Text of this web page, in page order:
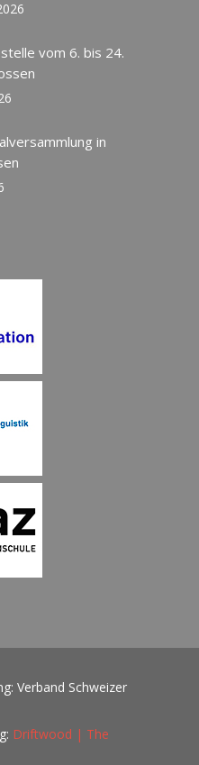
vom 6. bis 24.
in
Verband Schweizer
Driftwood | The